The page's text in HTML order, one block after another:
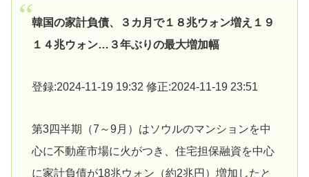
韓国の家計負債、３カ月で１８兆ウォン増え１９
１４兆ウォン…３年ぶりの最大増加幅
登録:2024-11-19 19:32 修正:2024-11-19 23:51
第3四半期（7～9月）はソウルのマンションを中
心に不動産市場に火がつき、住宅担保融資を中心
に家計負債が18兆ウォン（約2兆円）増加したと